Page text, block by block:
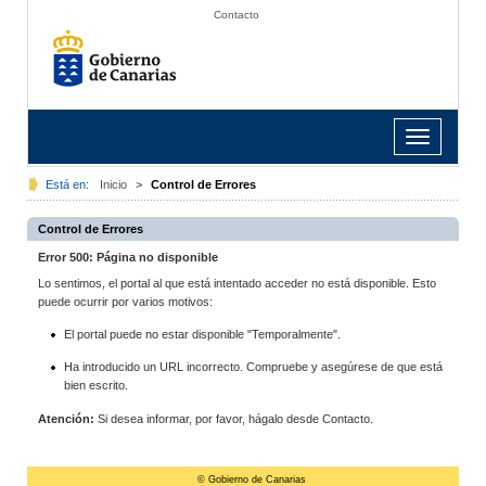
Contacto
Toggle
navigation
Está en: Inicio > Control de Errores
Control de Errores
Error 500: Página no disponible
Lo sentimos, el portal al que está intentado acceder no está disponible. Esto
puede ocurrir por varios motivos:
El portal puede no estar disponible "Temporalmente".
Ha introducido un URL incorrecto. Compruebe y asegúrese de que está
bien escrito.
Atención: Si desea informar, por favor, hágalo desde Contacto.
© Gobierno de Canarias